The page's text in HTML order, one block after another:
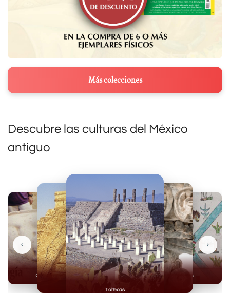
Más colecciones
Descubre las culturas del México
antiguo
Toltecas
Mexicas
Olmecas
‹ ›